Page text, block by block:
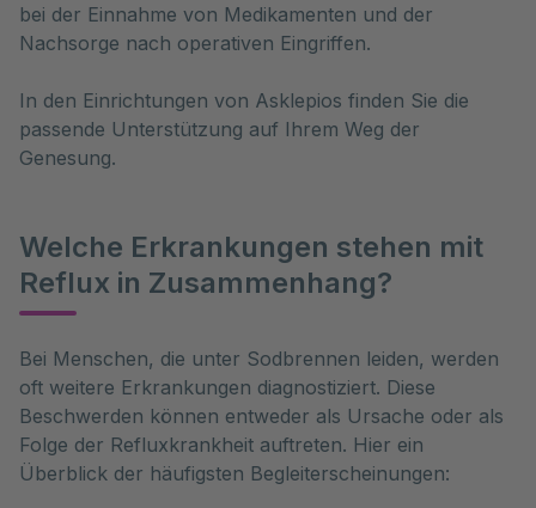
bei der Einnahme von Medikamenten und der
Nachsorge nach operativen Eingriffen.
In den Einrichtungen von Asklepios finden Sie die
passende Unterstützung auf Ihrem Weg der
Genesung.
Welche Erkrankungen stehen mit
Reflux in Zusammenhang?
Bei Menschen, die unter Sodbrennen leiden, werden
oft weitere Erkrankungen diagnostiziert. Diese
Beschwerden können entweder als Ursache oder als
Folge der Refluxkrankheit auftreten. Hier ein
Überblick der häufigsten Begleiterscheinungen: